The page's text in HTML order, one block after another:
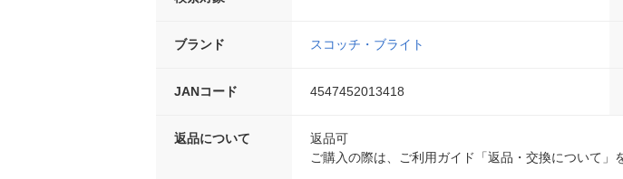
ブランド スコッチ・ブライト
JANコード 4547452013418
返品について
返品可
ご購入の際は、ご利用ガイド「返品・交換について」